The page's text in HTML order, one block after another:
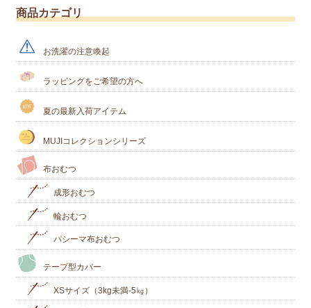
商品カテゴリ
お洗濯の注意喚起
ラッピングをご希望の方へ
夏の最新入荷アイテム
MUJIコレクションシリーズ
布おむつ
成形おむつ
輪おむつ
パシーマ布おむつ
テープ型カバー
XSサイズ（3kg未満-5㎏）